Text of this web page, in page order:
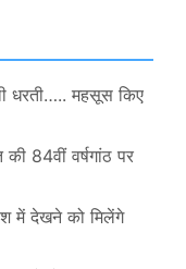
धरती….. महसूस किए
84वीं वर्षगांठ पर
में देखने को मिलेंगे